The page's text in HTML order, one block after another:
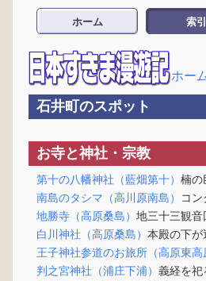
ホーム 索引
ホー
石井町のスポット
お寺と神社・宗教
第十の八幡神社（藍畑第十） 楠の
南島のタシマ（高川原南島）
コン
地勝寺（高原桑島） 地三十三観音
白川神社（高原桑島） 本殿の下が
王子神社参道のお旅所（高原東高
判之宮神社（浦庄下浦） 義経を祀